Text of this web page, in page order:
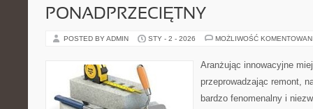
PONADPRZECIĘTNY
POSTED BY ADMIN STY - 2 - 2026 MOŻLIWOŚĆ
Aranżując innowacyjne
przeprowadzając remont,
bardzo fenomenalny i